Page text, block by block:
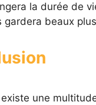
la durée de
gardera beaux
une